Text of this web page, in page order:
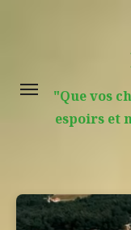
"Que vos
espoirs et